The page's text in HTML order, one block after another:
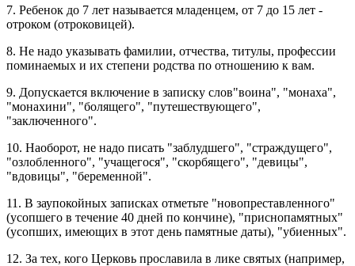
7. Ребенок до 7 лет называется младенцем, от 7 до 15 лет -
отроком (отроковицей).
8. Не надо указывать фамилии, отчества, титулы, профессии
поминаемых и их степени родства по отношению к вам.
9. Допускается включение в записку слов"воина", "монаха",
"монахини", "болящего", "путешествующего",
"заключенного".
10. Наоборот, не надо писать "заблудшего", "страждущего",
"озлобленного", "учащегося", "скорбящего", "девицы",
"вдовицы", "беременной".
11. В заупокойных записках отметьте "новопреставленного"
(усопшего в течение 40 дней по кончине), "приснопамятных"
(усопших, имеющих в этот день памятные даты), "убиенных".
12. За тех, кого Церковь прославила в лике святых (например,